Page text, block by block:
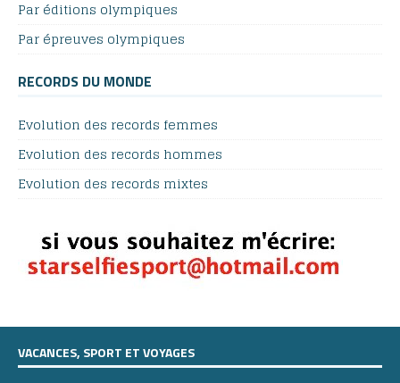
Par éditions olympiques
Par épreuves olympiques
RECORDS DU MONDE
Evolution des records femmes
Evolution des records hommes
Evolution des records mixtes
VACANCES, SPORT ET VOYAGES